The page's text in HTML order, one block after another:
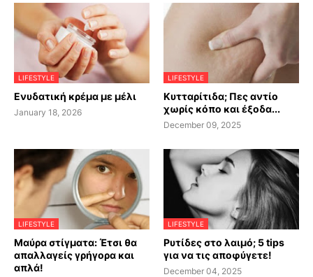
LIFESTYLE
Ενυδατική κρέμα με μέλι
January 18, 2026
LIFESTYLE
Κυτταρίτιδα; Πες αντίο
χωρίς κόπο και έξοδα...
December 09, 2025
LIFESTYLE
Μαύρα στίγματα: Έτσι θα
απαλλαγείς γρήγορα και
απλά!
LIFESTYLE
Ρυτίδες στο λαιμό; 5 tips
για να τις αποφύγετε!
December 04, 2025